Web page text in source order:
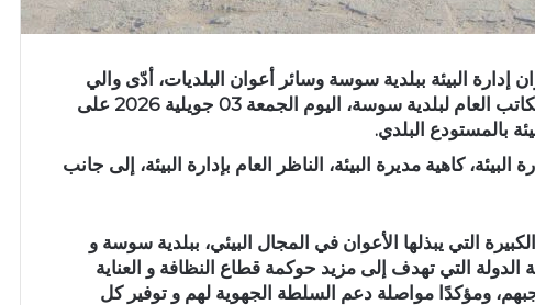
إدارة البيئة ببلدية سوسة وسائر أعوان البلديات، أدّى والي
سوسة، سفيان التنفوري، مرفوقًا بالسيد الكاتب العام لبلدية سوسة، اليوم الجمعة 03 جويلية 2026 على
بالمستودع البلدي.
كاهية مديرة البيئة، الناظر العام بإدارة البيئة، إلى جانب
التي يبذلها الأعوان في المجال البيئي، ببلدية سوسة و
الدولة التي تهدف إلى مزيد حوكمة قطاع النظافة و العناية
ومؤكدًا مواصلة دعم السلطة الجهوية لهم و توفير كل